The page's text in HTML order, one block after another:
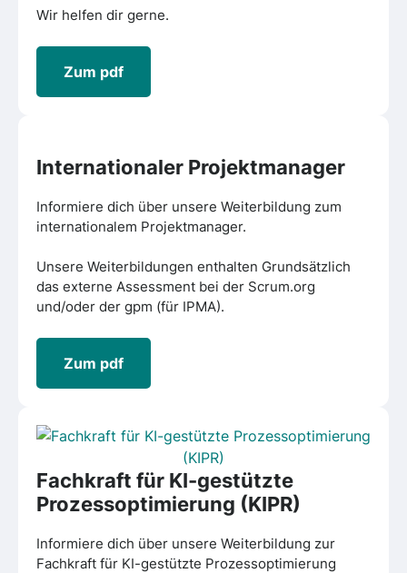
Wir helfen dir gerne.
Zum pdf
Internationaler Projektmanager
Informiere dich über unsere Weiterbildung zum
internationalem Projektmanager.
Unsere Weiterbildungen enthalten Grundsätzlich
das externe Assessment bei der Scrum.org
und/oder der gpm (für IPMA).
Zum pdf
Fachkraft für KI-gestützte
Prozessoptimierung (KIPR)
Informiere dich über unsere Weiterbildung zur
Fachkraft für KI-gestützte Prozessoptimierung